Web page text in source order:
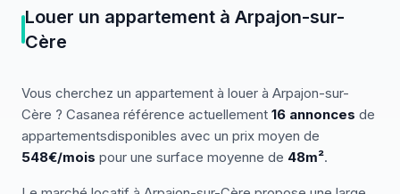
Louer un appartementà Arpajon-sur-
Cère
Vous cherchez un appartement à louer à Arpajon-sur-
Cère ? Casanea référence actuellement 16 annonces de
appartementsdisponibles avec un prix moyen de
548€/mois pour une surface moyenne de 48m².